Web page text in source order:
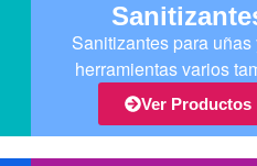
Sanitizantes para uñas
herramientas varios
Ver Productos